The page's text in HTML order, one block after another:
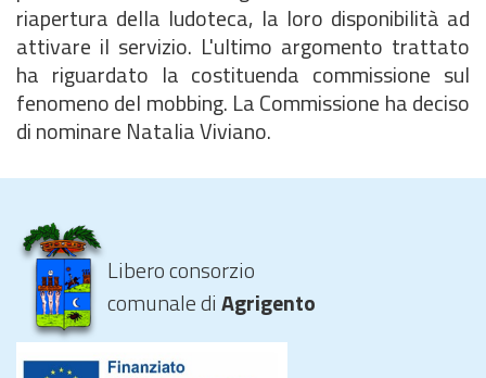
riapertura della ludoteca, la loro disponibilità ad
attivare il servizio. L'ultimo argomento trattato
ha riguardato la costituenda commissione sul
fenomeno del mobbing. La Commissione ha deciso
di nominare Natalia Viviano.
Libero consorzio
comunale diAgrigento